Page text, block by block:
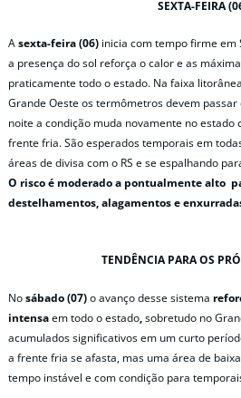
SEXTA-FEIRA
Asexta-feira (06) inicia com tempo firme em
a presença do sol reforça o calor e as
praticamente todo o estado. Na faixa
Grande Oeste os termômetros devem passar
noite a condição muda novamente no estado
frente fria. São esperados temporais em
áreas de divisa com o RS e se espalhando
O risco é moderado a pontualmente alto
destelhamentos, alagamentos e
TENDÊNCIA PARA OS
Nosábado (07)o avanço desse sistema
intensaem todo o estado,sobretudo no
acumulados significativos em um curto
a frente fria se afasta, mas uma área de
tempo instável e com condição para